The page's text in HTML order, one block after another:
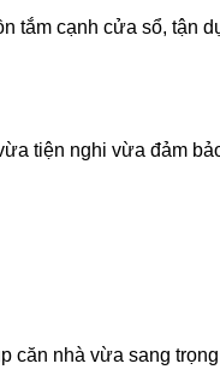
tắm cạnh cửa sổ, tận
tiện nghi vừa đảm
căn nhà vừa sang